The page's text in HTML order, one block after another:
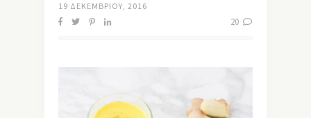
19 ΔΕΚΕΜΒΡΊΟΥ, 2016
20